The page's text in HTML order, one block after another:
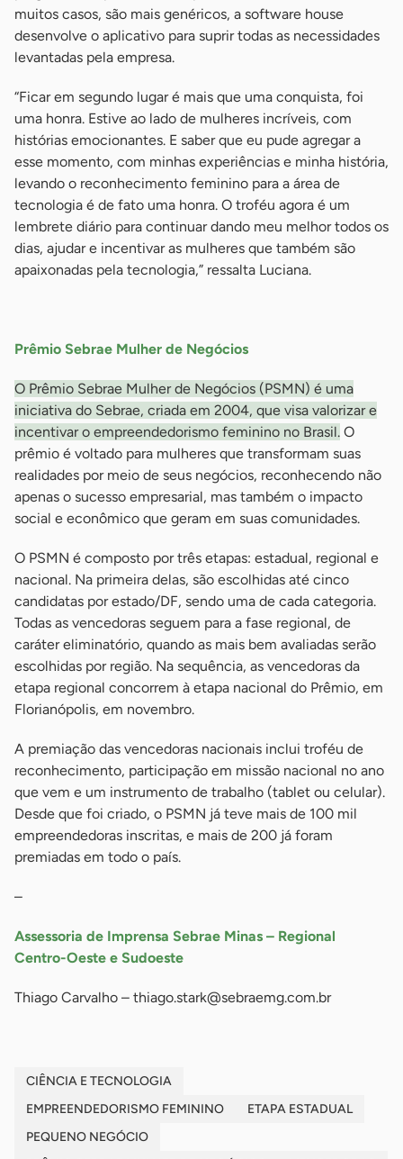
muitos casos, são mais genéricos, a software house
desenvolve o aplicativo para suprir todas as necessidades
levantadas pela empresa.
“Ficar em segundo lugar é mais que uma conquista, foi
uma honra. Estive ao lado de mulheres incríveis, com
histórias emocionantes. E saber que eu pude agregar a
esse momento, com minhas experiências e minha história,
levando o reconhecimento feminino para a área de
tecnologia é de fato uma honra. O troféu agora é um
lembrete diário para continuar dando meu melhor todos os
dias, ajudar e incentivar as mulheres que também são
apaixonadas pela tecnologia,” ressalta Luciana.
Prêmio Sebrae Mulher de Negócios
O Prêmio Sebrae Mulher de Negócios (PSMN) é uma
iniciativa do Sebrae, criada em 2004, que visa valorizar e
incentivar o empreendedorismo feminino no Brasil. O
prêmio é voltado para mulheres que transformam suas
realidades por meio de seus negócios, reconhecendo não
apenas o sucesso empresarial, mas também o impacto
social e econômico que geram em suas comunidades.
O PSMN é composto por três etapas: estadual, regional e
nacional. Na primeira delas, são escolhidas até cinco
candidatas por estado/DF, sendo uma de cada categoria.
Todas as vencedoras seguem para a fase regional, de
caráter eliminatório, quando as mais bem avaliadas serão
escolhidas por região. Na sequência, as vencedoras da
etapa regional concorrem à etapa nacional do Prêmio, em
Florianópolis, em novembro.
A premiação das vencedoras nacionais inclui troféu de
reconhecimento, participação em missão nacional no ano
que vem e um instrumento de trabalho (tablet ou celular).
Desde que foi criado, o PSMN já teve mais de 100 mil
empreendedoras inscritas, e mais de 200 já foram
premiadas em todo o país.
–
Assessoria de Imprensa Sebrae Minas – Regional
Centro-Oeste e Sudoeste
Thiago Carvalho – thiago.stark@sebraemg.com.br
CIÊNCIA E TECNOLOGIA
EMPREENDEDORISMO FEMININO
ETAPA ESTADUAL
PEQUENO NEGÓCIO